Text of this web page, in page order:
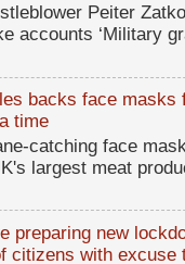
Peiter
accounts ‘Military
backs face
time
catching face
largest meat
preparing new
citizens with excuse